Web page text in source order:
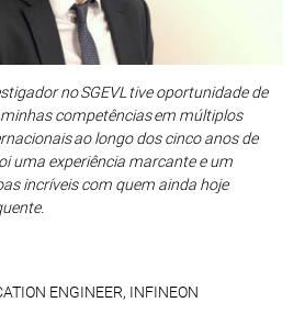
no SGEVL tive oportunidade de
competências em múltiplos
ao longo dos cinco anos de
uma experiência marcante e um
incríveis com quem ainda hoje
ENGINEER, INFINEON